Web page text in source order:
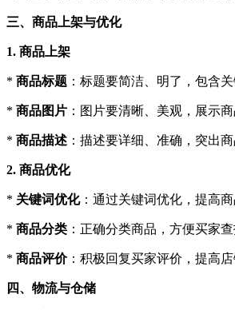
三、商品上架与优化
1. 商品上架
* 商品标题 ：标题要简洁、明了，包含
* 商品图片 ：图片要清晰、美观，展示商
* 商品描述 ：描述要详细、准确，突出商
2. 商品优化
* 关键词优化：通过关键词优化，提高
* 商品分类 ：正确分类商品，方便买家查
* 商品评价：积极回复买家评价，提高店
四、物流与仓储